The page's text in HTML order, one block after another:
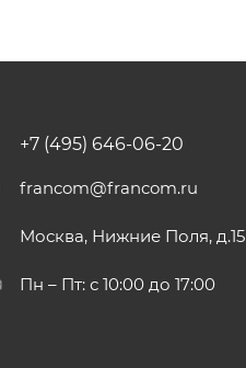
+7 (495) 646-06-20
francom@francom.ru
Москва, Нижние Поля, д.15
Пн – Пт: с 10:00 до 17:00